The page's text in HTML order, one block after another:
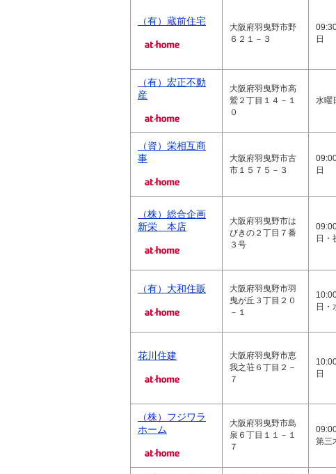
（有）蔵前住宅
大阪府羽曳野市野
６２１－３
日
（有）宏正不動
産
大阪府羽曳野市高
鷲２丁目１４－１
０
水曜
（資）栄相互商
事
大阪府羽曳野市古
市１５７５－３
日
（株）総合企画
新栄 本店
大阪府羽曳野市は
びきの２丁目７番
３号
日・
（有）大和住販
大阪府羽曳野市羽
曳が丘３丁目２０
－１
日・
花川住建
大阪府羽曳野市恵
我之荘６丁目２－
７
日
（株）フジワラ
ホーム
大阪府羽曳野市島
泉６丁目１１－１
７
第三